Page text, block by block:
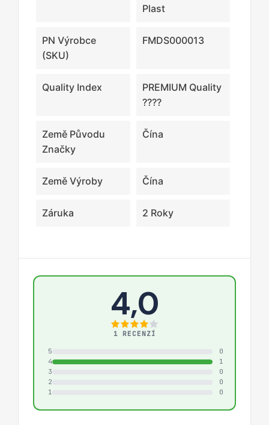
Plast
PN Výrobce
(SKU)
FMDS000013
Quality Index
PREMIUM Quality
????
Země Původu
Značky
Čína
Země Výroby Čína
Záruka 2 Roky
4,0
1 RECENZÍ
5
0
4
1
3
0
2
0
1
0